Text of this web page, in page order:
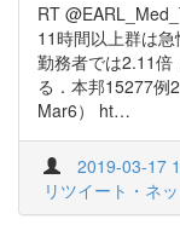
RT
11時間以上群は
勤務者では2.11倍
る．本邦15277例
Mar6） ht…
2019-03-17
リツイート・ネ